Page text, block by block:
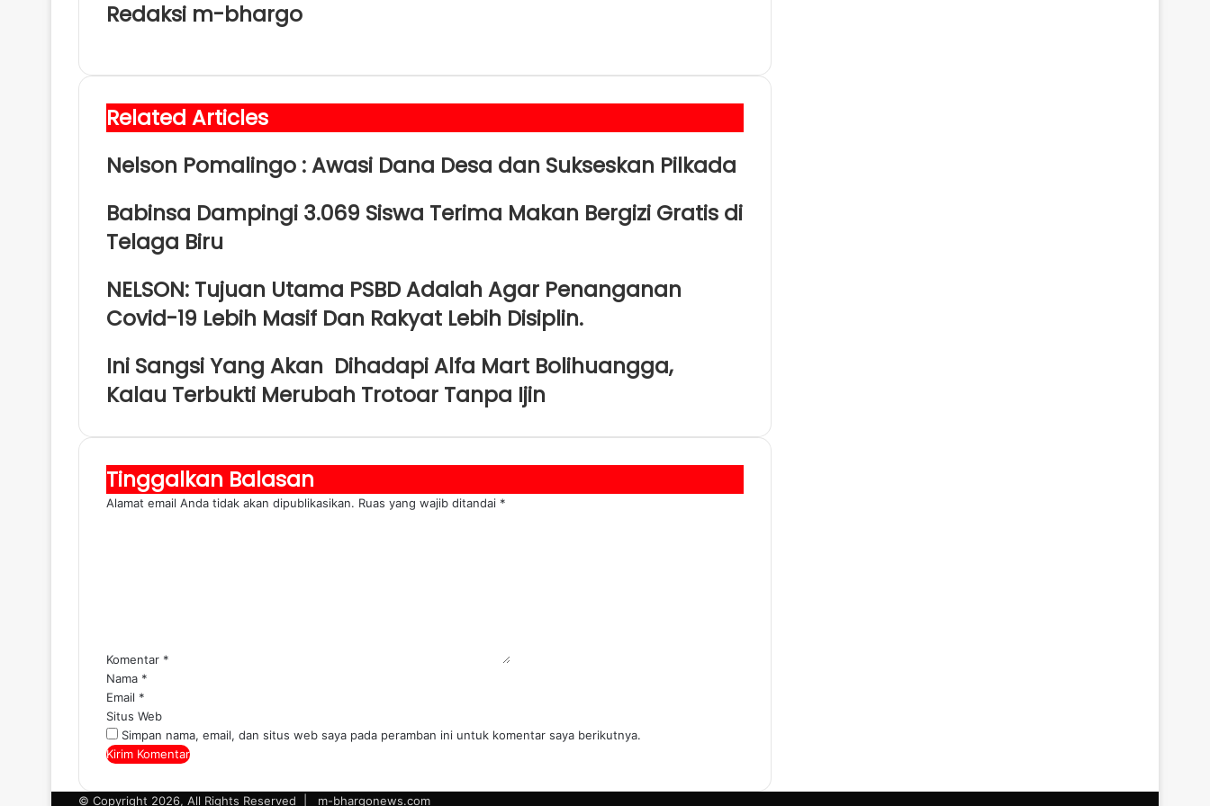
Redaksi m-bhargo
b
i
tRelated Articles
Nelson Pomalingo : Awasi Dana Desa dan Sukseskan Pilkada
Babinsa Dampingi 3.069 Siswa Terima Makan Bergizi Gratis di
Telaga Biru
NELSON: Tujuan Utama PSBD Adalah Agar Penanganan
Covid-19 Lebih Masif Dan Rakyat Lebih Disiplin.
Ini Sangsi Yang Akan Dihadapi Alfa Mart Bolihuangga,
Kalau Terbukti Merubah Trotoar Tanpa Ijin
Tinggalkan Balasan
Alamat email Anda tidak akan dipublikasikan. Ruas yang wajib ditandai *
Komentar *
Nama *
Email *
Situs Web
Simpan nama, email, dan situs web saya pada peramban ini untuk komentar saya berikutnya.
© Copyright 2026, All Rights Reserved | m-bhargonews.com